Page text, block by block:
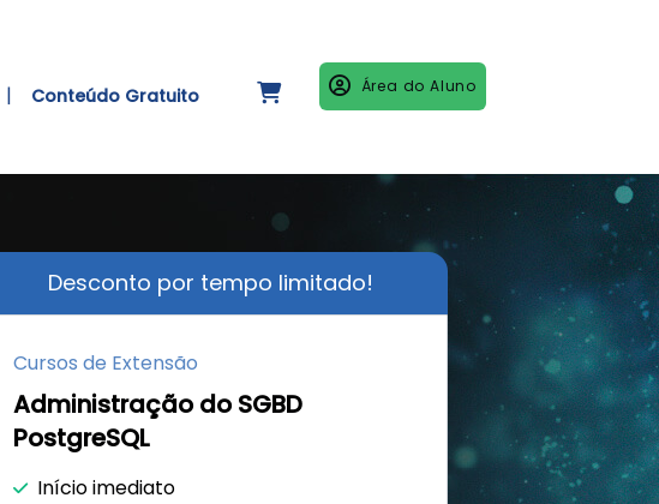
| Conteúdo Gratuito Área do Aluno
Desconto por tempo limitado!
Cursos de Extensão
Administração do SGBD
PostgreSQL
Início imediato